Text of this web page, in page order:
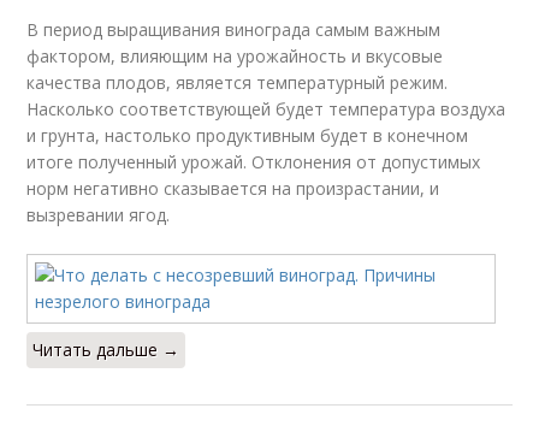
В период выращивания винограда самым важным
фактором, влияющим на урожайность и вкусовые
качества плодов, является температурный режим.
Насколько соответствующей будет температура воздуха
и грунта, настолько продуктивным будет в конечном
итоге полученный урожай. Отклонения от допустимых
норм негативно сказывается на произрастании, и
вызревании ягод.
Читать дальше →